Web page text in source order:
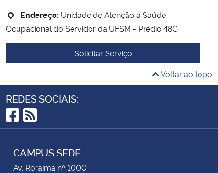
Endereço: Unidade de Atenção à Saúde
Ocupacional do Servidor da UFSM - Prédio 48C
Solicitar Serviço
Voltar ao topo
REDES SOCIAIS:
Facebook
RSS
CAMPUS SEDE
Av. Roraima nº 1000